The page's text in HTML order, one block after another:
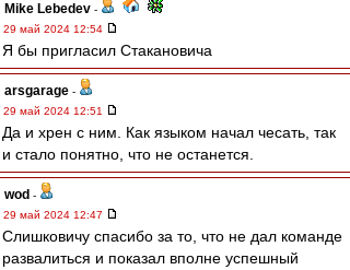
Mike Lebedev -
29 май 2024 12:54
Я бы пригласил Стакановича
arsgarage -
29 май 2024 12:51
Да и хрен с ним. Как языком начал чесать, так
и стало понятно, что не останется.
wod -
29 май 2024 12:47
Слишковичу спасибо за то, что не дал команде
развалиться и показал вполне успешный